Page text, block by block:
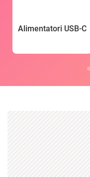
Alimentatori USB-C